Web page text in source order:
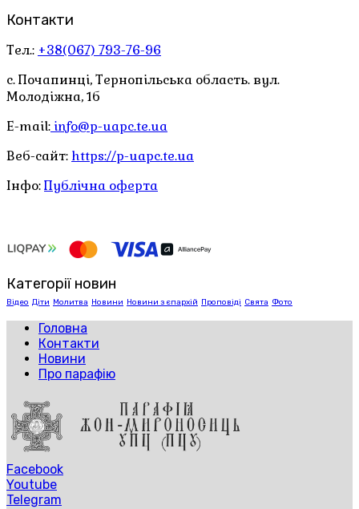
Контакти
Тел.: +38(067) 793-76-96
с. Почапинці, Тернопільська область. вул.
Молодіжна, 1б
E-mail: info@p-uapc.te.ua
Веб-сайт: https://p-uapc.te.ua
Інфо:Публічна оферта
Категорії новин
Відео Діти Молитва Новини Новини з єпархій Проповіді Свята Фото
Головна
Контакти
Новини
Про парафію
Facebook
Youtube
Telegram